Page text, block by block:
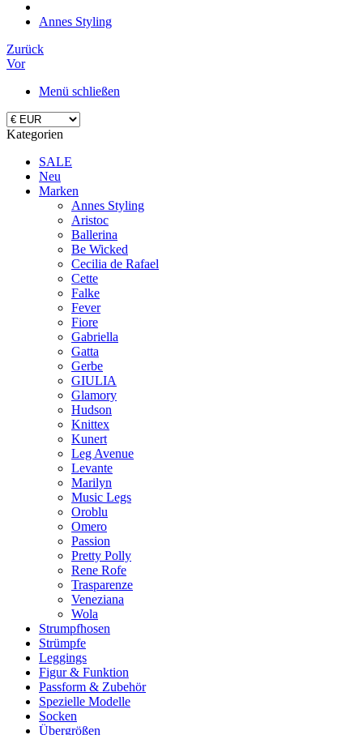
Annes Styling
Zurück
Vor
Menü schließen
Kategorien
SALE
Neu
Marken
Annes Styling
Aristoc
Ballerina
Be Wicked
Cecilia de Rafael
Cette
Falke
Fever
Fiore
Gabriella
Gatta
Gerbe
GIULIA
Glamory
Hudson
Knittex
Kunert
Leg Avenue
Levante
Marilyn
Music Legs
Oroblu
Omero
Passion
Pretty Polly
Rene Rofe
Trasparenze
Veneziana
Wola
Strumpfhosen
Strümpfe
Leggings
Figur & Funktion
Passform & Zubehör
Spezielle Modelle
Socken
Übergrößen